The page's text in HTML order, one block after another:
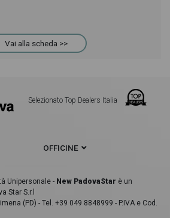
Vai alla scheda >>
Selezionato Top Dealers Italia
OFFICINE
Unipersonale - New PadovaStar è un
Star S.r.l
(PD) - Tel. +39 049 8848999 - P.IVA e Cod.